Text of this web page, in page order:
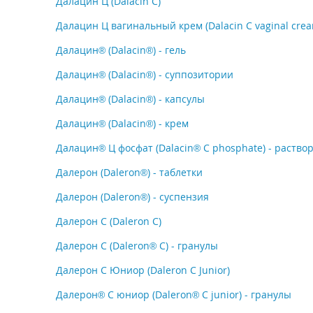
Далацин Ц вагинальный крем (Dalacin C vaginal
Далацин® (Dalacin®) - гель
Далацин® (Dalacin®) - суппозитории
Далацин® (Dalacin®) - капсулы
Далацин® (Dalacin®) - крем
Далацин® Ц фосфат (Dalacin® C phosphate) - раствор
Далерон (Daleron®) - таблетки
Далерон (Daleron®) - суспензия
Далерон C (Daleron C)
Далерон С (Daleron® C) - гранулы
Далерон С Юниор (Daleron C Junior)
Далерон® C юниор (Daleron® C junior) - гранулы